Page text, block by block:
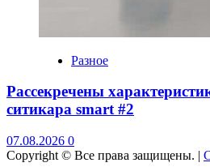
Разное
Рассекречены
ситикара smart #2
07.08.2026 0
Copyright © Все права защищены. |